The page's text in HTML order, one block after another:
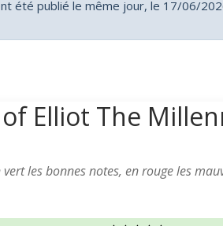
été publié le même jour, le 17/06/
Elliot The
les bonnes notes, en rouge les